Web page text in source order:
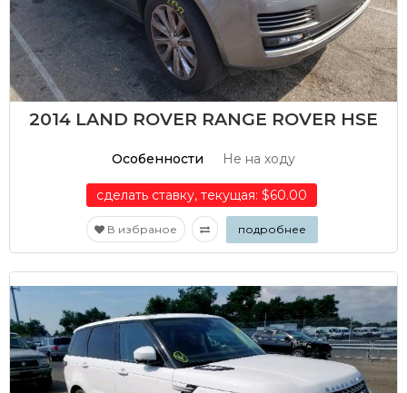
2014 LAND ROVER RANGE ROVER HSE
Особенности Не на ходу
сделать ставку, текущая: $60.00
В избраное подробнее